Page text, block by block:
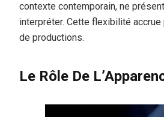
contexte contemporain, ne
interpréter. Cette flexibilité accrue
de productions.
Le Rôle De